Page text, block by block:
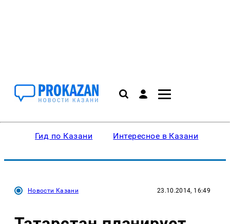
Гид по Казани Интересное в Казани
Новости Казани 23.10.2014, 16:49